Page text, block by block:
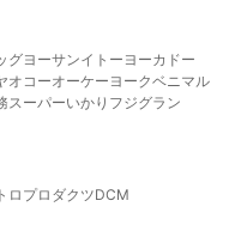
グヨーサンイトーヨーカドー
オコーオーケー ヨークベニマル
スーパーいかり フジグラン
ロプロダクツDCM